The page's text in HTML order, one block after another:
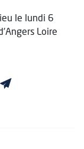
le lundi 6
Loire